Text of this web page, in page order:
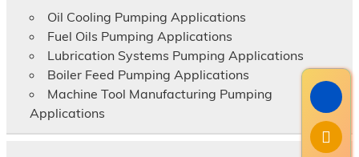
Oil Cooling Pumping Applications
Fuel Oils Pumping Applications
Lubrication Systems Pumping Applications
Boiler Feed Pumping Applications
Machine Tool Manufacturing Pumping
Applications